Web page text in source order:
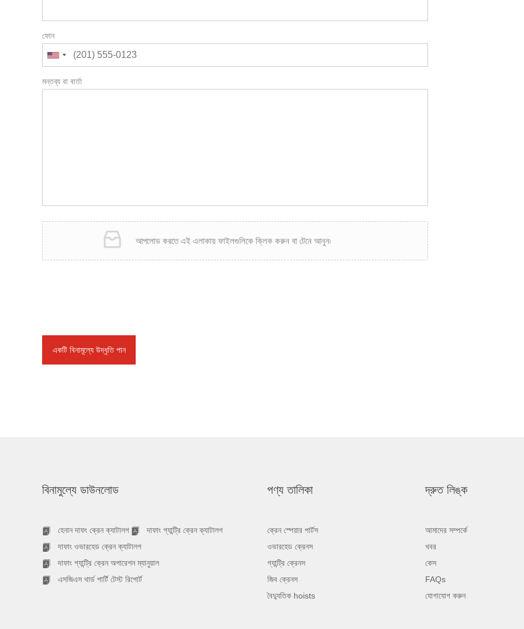
ফোন
মন্তব্য বা বার্তা
আপলোড করতে এই এলাকায় ফাইলগুলিকে ক্লিক করুন বা টেনে আনুন৷
একটি বিনামূল্যে উদ্ধৃতি পান
বিনামুল্যে ডাউনলোড
হেনান দাফং ক্রেন ক্যাটালগ
দাফাং গ্যান্ট্রি ক্রেন ক্যাটালগ
দাফাং ওভারহেড ক্রেন ক্যাটালগ
দাফাং গ্যান্ট্রি ক্রেন অপারেশন ম্যানুয়াল
এসজিএস থার্ড পার্টি টেস্ট রিপোর্ট
পণ্য তালিকা
ক্রেন স্পেয়ার পার্টস
ওভারহেড ক্রেনস
গ্যান্ট্রি ক্রেনস
জিব ক্রেনস
বৈদ্যুতিক hoists
দ্রুত লিঙ্ক
আমাদের সম্পর্কে
খবর
কেস
FAQs
যোগাযোগ করুন